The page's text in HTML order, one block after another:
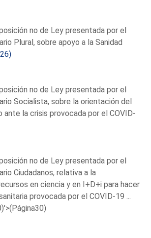
no de Ley presentada por el
Plural, sobre apoyo a la Sanidad
no de Ley presentada por el
Socialista, sobre la orientación del
la crisis provocada por el COVID-
no de Ley presentada por el
Ciudadanos, relativa a la
en ciencia y en I+D+i para hacer
provocada por el COVID-19 ...